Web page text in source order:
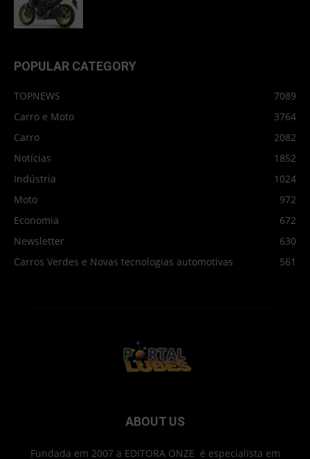
POPULAR CATEGORY
TOPNEWS
7089
Carro e Moto
3764
Carro
2082
Notícias
1852
Indústria
1024
Moto
972
Economia
672
Newsletter
630
Carros Verdes e Novas tecnologias automotivas
561
ABOUT US
Fundada em 2007 a EDITORA ONZE é especialista em